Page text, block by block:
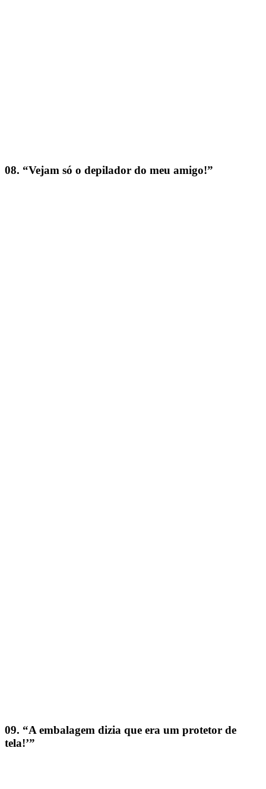
08. “Vejam só o depilador do meu amigo!”
09. “A embalagem dizia que era um protetor de
tela!’”